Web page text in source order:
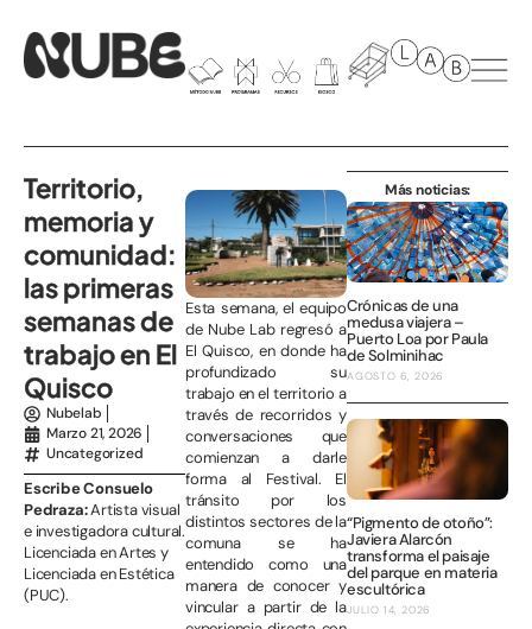
Territorio,
memoria y
comunidad:
las primeras
semanas de
trabajo en El
Quisco
Nubelab
Marzo 21, 2026
Uncategorized
Escribe Consuelo
Pedraza:Artista visual
e investigadora cultural.
Licenciada en Artes y
Licenciada en Estética
(PUC).
Esta semana, el equipo
de Nube Lab regresó a
El Quisco, en donde ha
profundizado su
trabajo en el territorio a
través de recorridos y
conversaciones que
comienzan a darle
forma al Festival. El
tránsito por los
distintos sectores de la
comuna se ha
entendido como una
manera de conocer y
vincular a partir de la
Más noticias:
Crónicas de una
medusa viajera –
Puerto Loa por Paula
de Solminihac
AGOSTO 6, 2026
“Pigmento de otoño”:
Javiera Alarcón
transforma el paisaje
del parque en materia
escultórica
JULIO 14, 2026